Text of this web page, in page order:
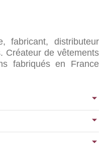
fabricant, distributeur
Créateur de vêtements
fabriqués en France